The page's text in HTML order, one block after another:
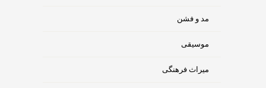
مد و فشن
موسیقی
میراث فرهنگی